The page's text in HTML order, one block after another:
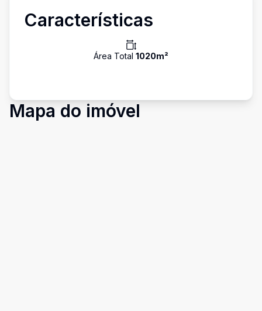
Características
Área Total 1020m²
Mapa do imóvel